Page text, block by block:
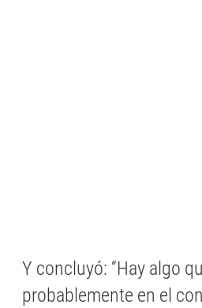
Y concluyó: “Hay algo
probablemente en el